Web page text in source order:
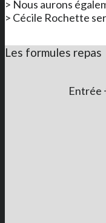
> Nous aurons
> Cécile Rochette
Les formules repas
Entrée